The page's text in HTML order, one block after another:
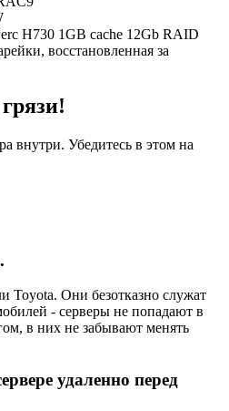
H730 1GB cache 12Gb RAID
восстановленная за
внутри. Убедитесь в этом на
Toyota. Они безотказно служат
- серверы не попадают в
в них не забывают менять
удаленно перед